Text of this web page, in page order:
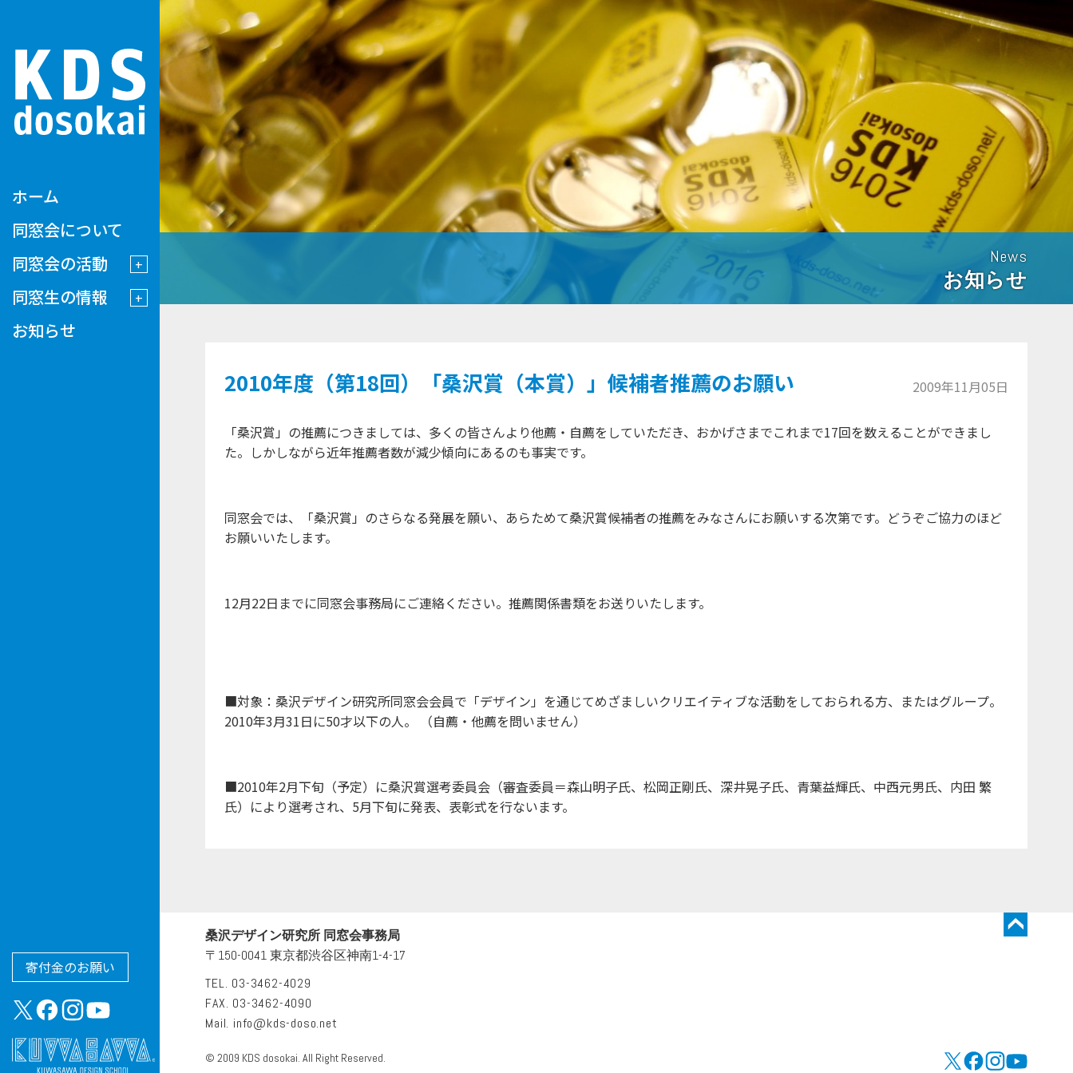
ホーム
同窓会について
同窓会の活動
同窓生の情報
お知らせ
寄付金のお願い
News
お知らせ
2010年度（第18回）「桑沢賞（本賞）」候補者推薦のお願い 2009年11月05日
「桑沢賞」の推薦につきましては、多くの皆さんより他薦・自薦をしていただき、おかげさまでこれまで17回を数えることができまし
た。しかしながら近年推薦者数が減少傾向にあるのも事実です。
同窓会では、「桑沢賞」のさらなる発展を願い、あらためて桑沢賞候補者の推薦をみなさんにお願いする次第です。どうぞご協力のほど
お願いいたします。
12月22日までに同窓会事務局にご連絡ください。推薦関係書類をお送りいたします。
■対象：桑沢デザイン研究所同窓会会員で「デザイン」を通じてめざましいクリエイティブな活動をしておられる方、またはグループ。
2010年3月31日に50才以下の人。 （自薦・他薦を問いません）
■2010年2月下旬（予定）に桑沢賞選考委員会（審査委員＝森山明子氏、松岡正剛氏、深井晃子氏、青葉益輝氏、中西元男氏、内田 繁
氏）により選考され、5月下旬に発表、表彰式を行ないます。
桑沢デザイン研究所 同窓会事務局
〒150-0041 東京都渋谷区神南1-4-17
TEL. 03-3462-4029
FAX. 03-3462-4090
Mail. info@kds-doso.net
© 2009 KDS dosokai. All Right Reserved.